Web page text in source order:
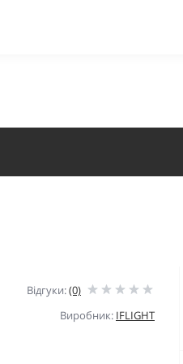
Відгуки:(0)
Виробник: IFLIGHT